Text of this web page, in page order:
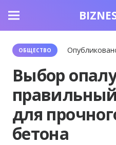
ОБЩЕСТВО
Выбор
для
бетона